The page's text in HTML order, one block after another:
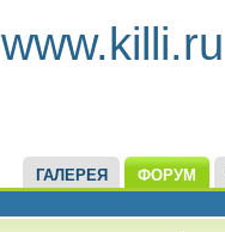
www.killi.ru
ГАЛЕРЕЯ ФОРУМ